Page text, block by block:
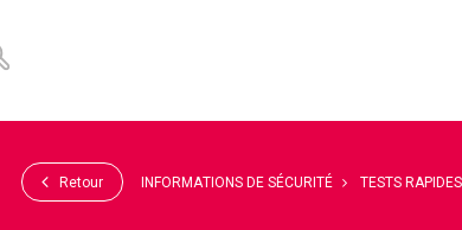
Retour INFORMATIONS DE SÉCURITÉ TESTS